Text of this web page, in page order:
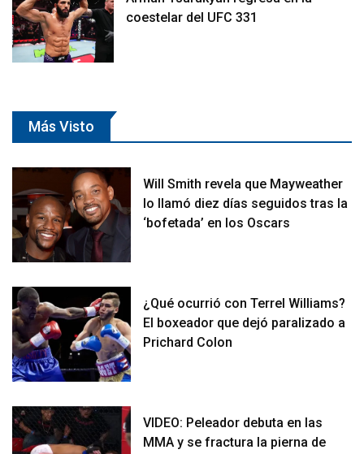
coestelar del UFC 331
Más Visto
Will Smith revela que Mayweather
lo llamó diez días seguidos tras la
‘bofetada’ en los Oscars
¿Qué ocurrió con Terrel Williams?
El boxeador que dejó paralizado a
Prichard Colon
VIDEO: Peleador debuta en las
MMA y se fractura la pierna de